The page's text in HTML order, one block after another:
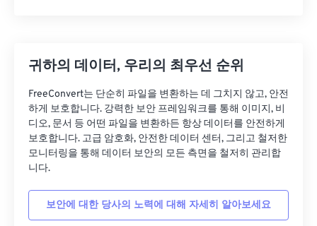
귀하의 데이터, 우리의 최우선 순위
FreeConvert는 단순히 파일을 변환하는 데 그치지 않고, 안전
하게 보호합니다. 강력한 보안 프레임워크를 통해 이미지, 비
디오, 문서 등 어떤 파일을 변환하든 항상 데이터를 안전하게
보호합니다. 고급 암호화, 안전한 데이터 센터, 그리고 철저한
모니터링을 통해 데이터 보안의 모든 측면을 철저히 관리합
니다.
보안에 대한 당사의 노력에 대해 자세히 알아보세요